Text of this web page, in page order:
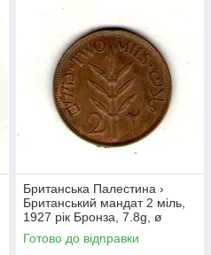
Британська Палестина ›
Британський мандат 2 міль,
1927 рік Бронза, 7.8g, ø
28mm №1852
Готово до відправки